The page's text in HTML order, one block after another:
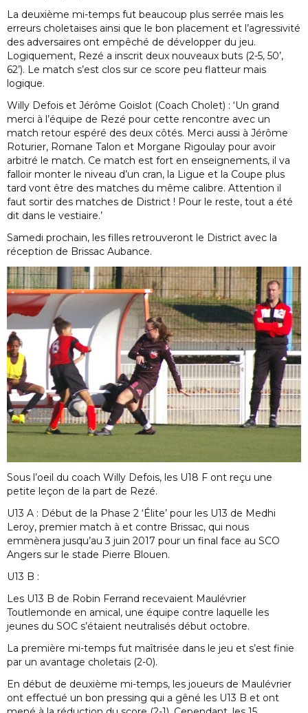
La deuxième mi-temps fut beaucoup plus serrée mais les
erreurs choletaises ainsi que le bon placement et l’agressivité
des adversaires ont empêché de développer du jeu.
Logiquement, Rezé a inscrit deux nouveaux buts (2-5, 50’,
62’). Le match s’est clos sur ce score peu flatteur mais
logique.
Willy Defois et Jérôme Goislot (Coach Cholet) : ‘Un grand
merci à l’équipe de Rezé pour cette rencontre avec un
match retour espéré des deux côtés. Merci aussi à Jérôme
Roturier, Romane Talon et Morgane Rigoulay pour avoir
arbitré le match. Ce match est fort en enseignements, il va
falloir monter le niveau d’un cran, la Ligue et la Coupe plus
tard vont être des matches du même calibre. Attention il
faut sortir des matches de District ! Pour le reste, tout a été
dit dans le vestiaire.’
Samedi prochain, les filles retrouveront le District avec la
réception de Brissac Aubance.
Sous l’oeil du coach Willy Defois, les U18 F ont reçu une
petite leçon de la part de Rezé.
U13 A : Début de la Phase 2 ‘Élite’ pour les U13 de Medhi
Leroy, premier match à et contre Brissac, qui nous
emmènera jusqu’au 3 juin 2017 pour un final face au SCO
Angers sur le stade Pierre Blouen.
U13 B :
Les U13 B de Robin Ferrand recevaient Maulévrier
Toutlemonde en amical, une équipe contre laquelle les
jeunes du SOC s’étaient neutralisés début octobre.
La première mi-temps fut maîtrisée dans le jeu et s’est finie
par un avantage choletais (2-0).
En début de deuxième mi-temps, les joueurs de Maulévrier
ont effectué un bon pressing qui a gêné les U13 B et ont